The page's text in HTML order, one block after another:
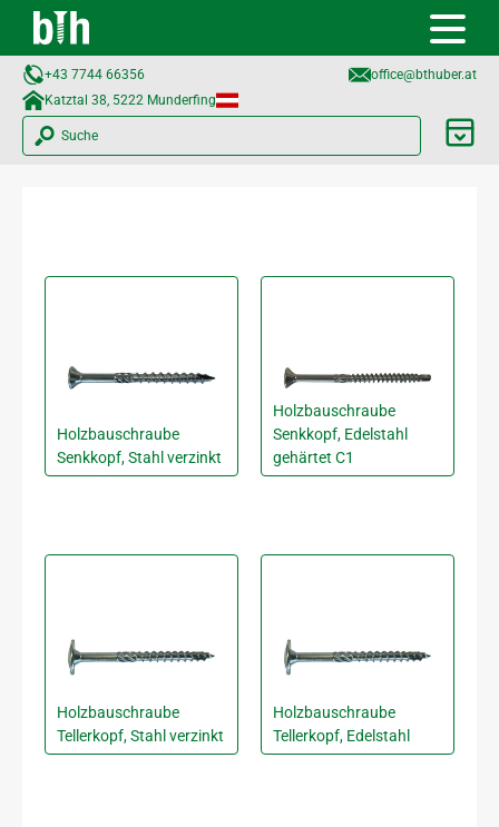
+43 7744 66356
office@bthuber.at​
Katztal 38, 5222 Munderfing
Suche
Holzbauschraube
Senkkopf, Stahl verzinkt
Holzbauschraube
Senkkopf, Edelstahl
gehärtet C1
Holzbauschraube
Tellerkopf, Stahl verzinkt
Holzbauschraube
Tellerkopf, Edelstahl